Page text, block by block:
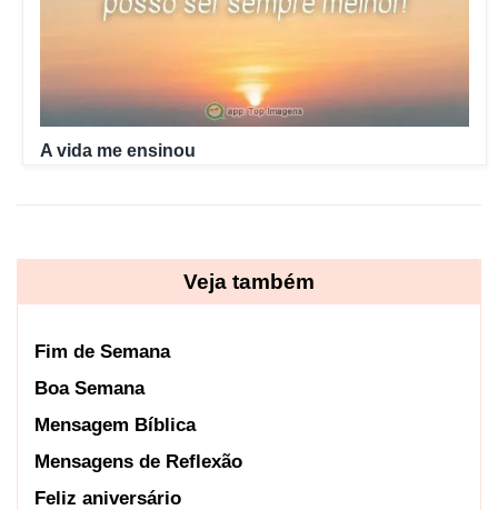
A vida me ensinou
Veja também
Fim de Semana
Boa Semana
Mensagem Bíblica
Mensagens de Reflexão
Feliz aniversário